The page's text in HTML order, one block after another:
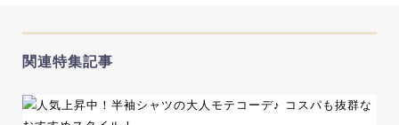
関連特集記事